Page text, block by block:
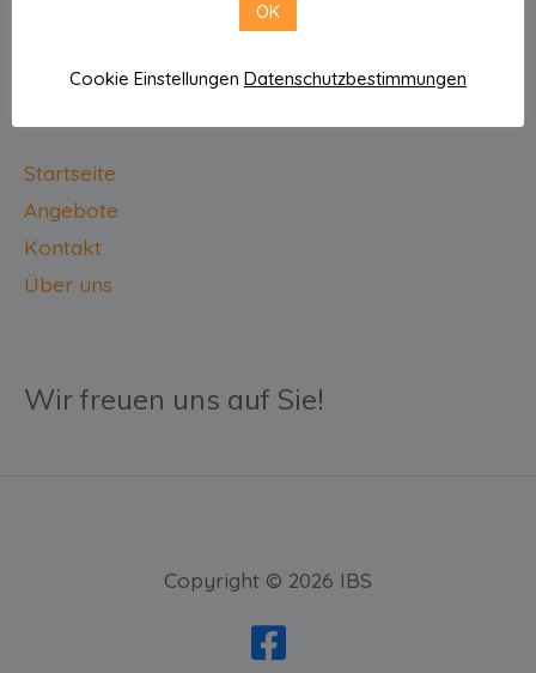
Startseite
Angebote
Kontakt
Über uns
Wir freuen uns auf Sie!
Copyright © 2026 IBS
OK
Cookie Einstellungen Datenschutzbestimmungen